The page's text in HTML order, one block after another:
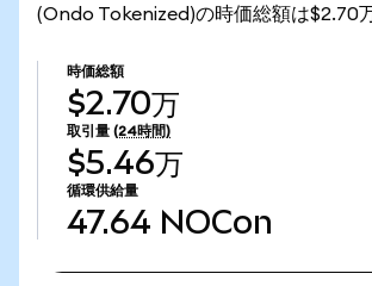
(Ondo Tokenized)の時価総額は$2.70
時価総額
$2.70万
取引量 (24時間)
$5.46万
循環供給量
47.64 NOCon